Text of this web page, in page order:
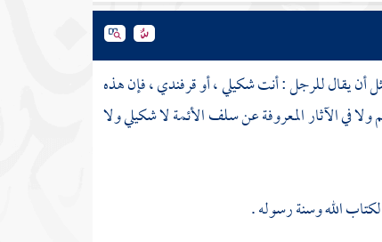
أن يقال للرجل : أنت شكيلي ، أو قرفندي ، فإن هذه
في الآثار المعروفة عنسلف الأئمةلا شكيلي ولا
الله وسنة رسوله .